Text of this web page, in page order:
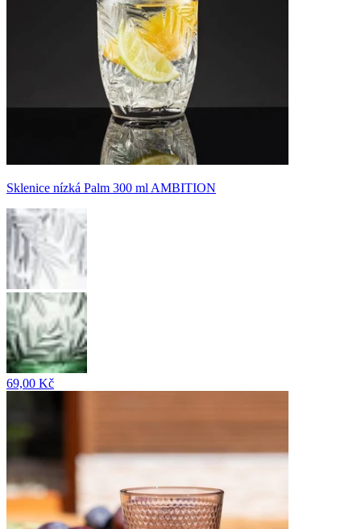
Sklenice nízká Palm 300 ml AMBITION
69,00 Kč